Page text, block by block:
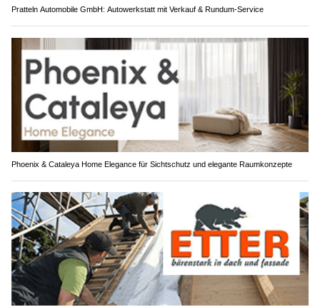
Pratteln Automobile GmbH: Autowerkstatt mit Verkauf & Rundum-Service
Phoenix & Cataleya Home Elegance für Sichtschutz und elegante Raumkonzepte